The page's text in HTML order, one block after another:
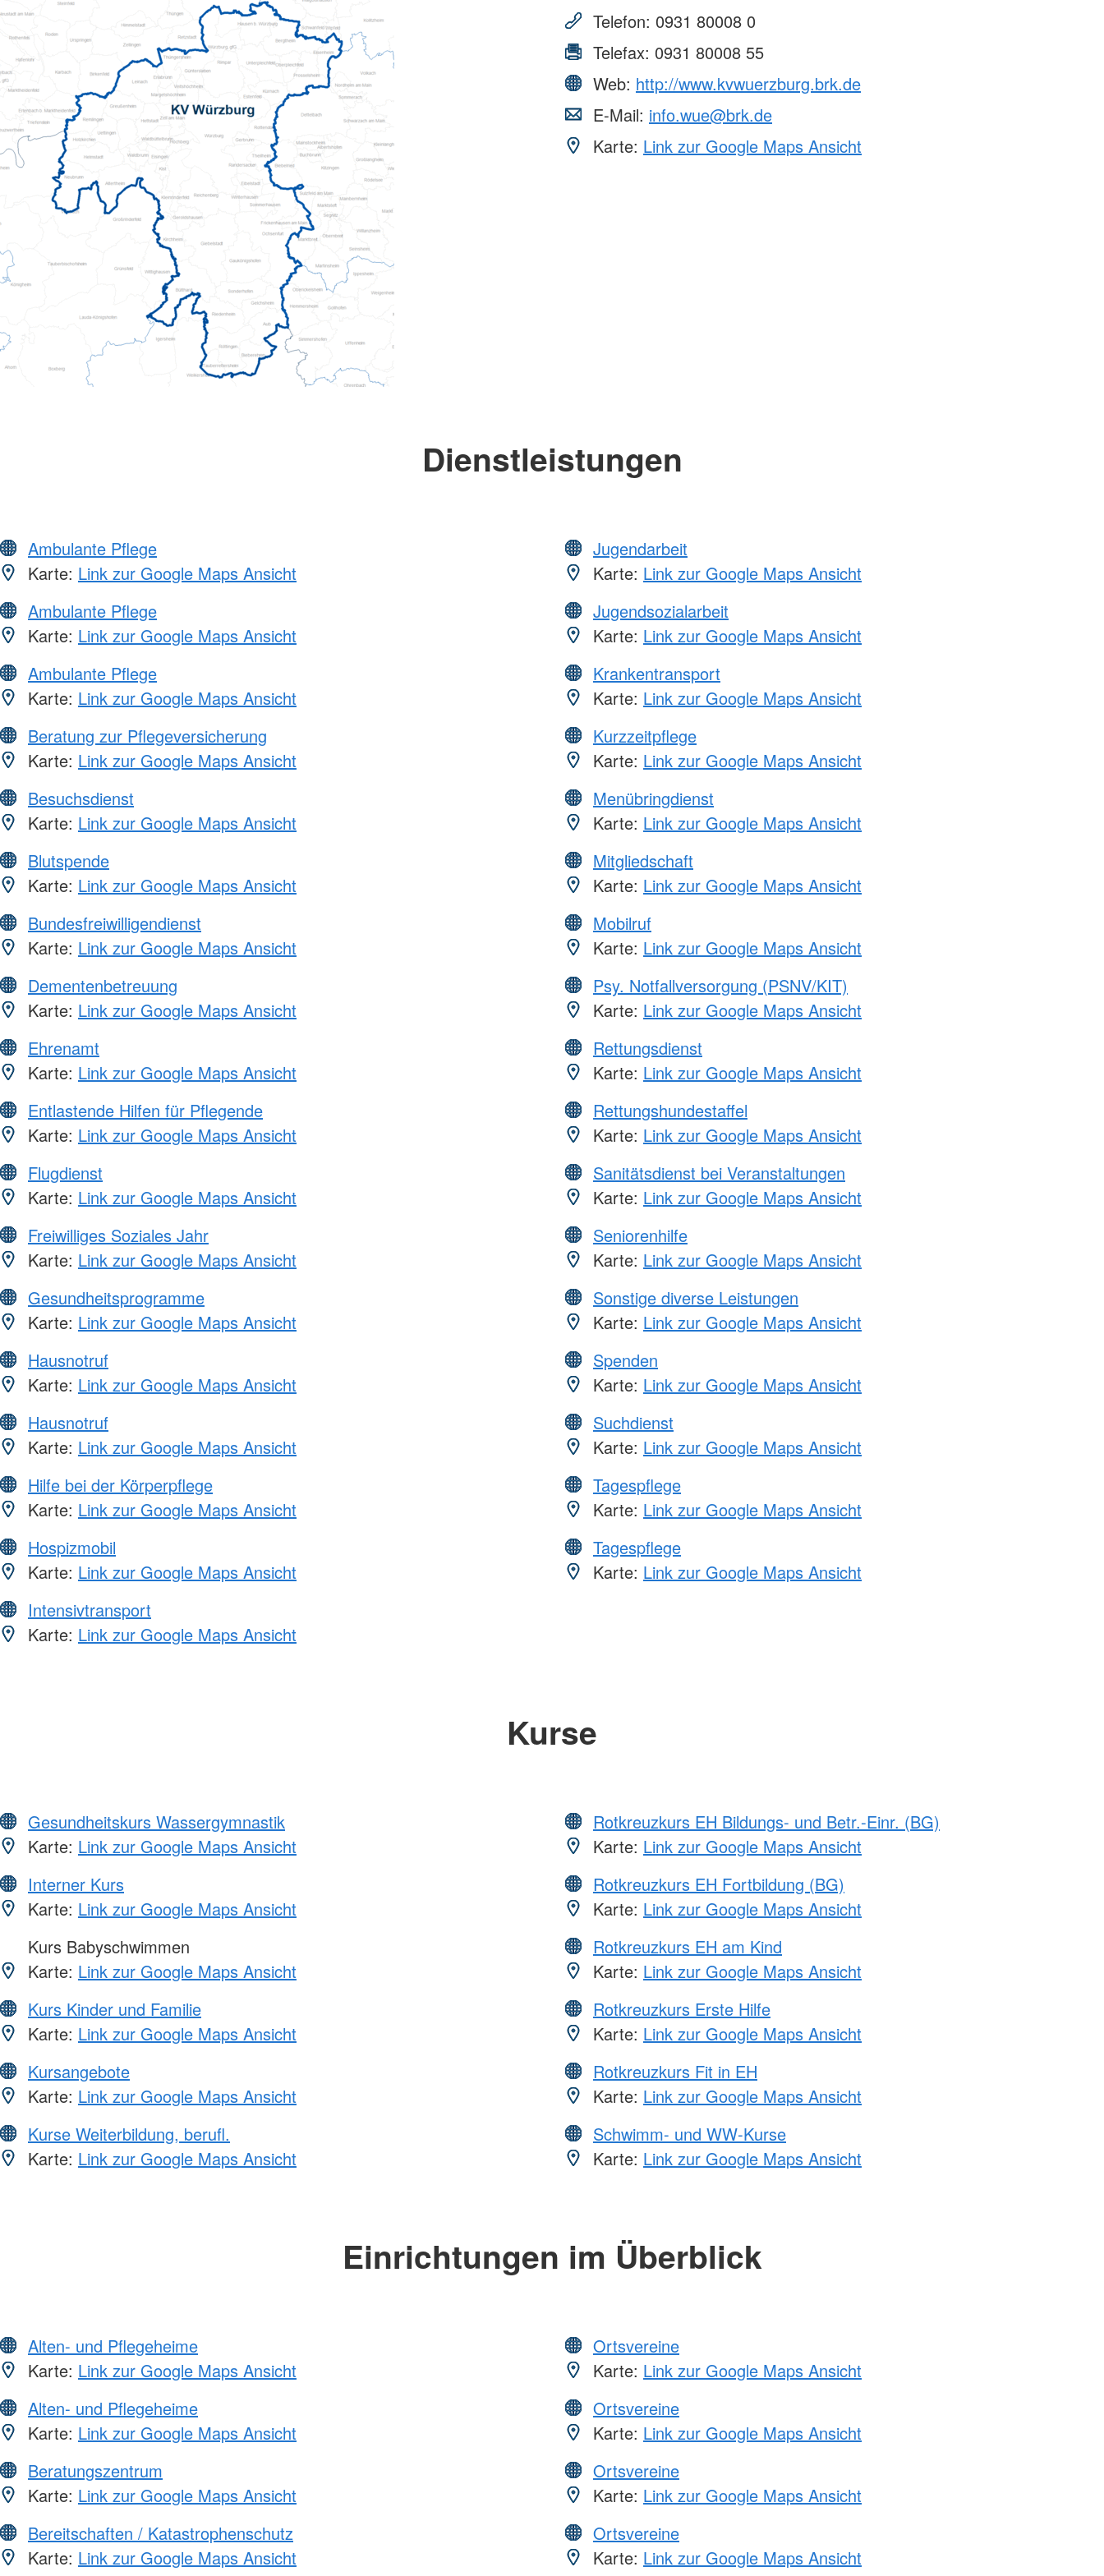
Pflegeberatung
Seniorenbüro Nothelfer
Servicewohnen-Sonnenpark
Telefon: 0931 80008 0
Telefax: 0931 80008 55
Web: http://www.kvwuerzburg.brk.de
E-Mail: info.wue@brk.de
Karte: Link zur Google Maps Ansicht
Dienstleistungen
Ambulante Pflege
Karte: Link zur Google Maps Ansicht
Ambulante Pflege
Karte: Link zur Google Maps Ansicht
Ambulante Pflege
Karte: Link zur Google Maps Ansicht
Beratung zur Pflegeversicherung
Karte: Link zur Google Maps Ansicht
Besuchsdienst
Karte: Link zur Google Maps Ansicht
Blutspende
Karte: Link zur Google Maps Ansicht
Bundesfreiwilligendienst
Karte: Link zur Google Maps Ansicht
Dementenbetreuung
Karte: Link zur Google Maps Ansicht
Ehrenamt
Karte: Link zur Google Maps Ansicht
Entlastende Hilfen für Pflegende
Karte: Link zur Google Maps Ansicht
Flugdienst
Karte: Link zur Google Maps Ansicht
Freiwilliges Soziales Jahr
Karte: Link zur Google Maps Ansicht
Gesundheitsprogramme
Karte: Link zur Google Maps Ansicht
Hausnotruf
Karte: Link zur Google Maps Ansicht
Hausnotruf
Karte: Link zur Google Maps Ansicht
Hilfe bei der Körperpflege
Karte: Link zur Google Maps Ansicht
Hospizmobil
Karte: Link zur Google Maps Ansicht
Intensivtransport
Karte: Link zur Google Maps Ansicht
Jugendarbeit
Karte: Link zur Google Maps Ansicht
Jugendsozialarbeit
Karte: Link zur Google Maps Ansicht
Krankentransport
Karte: Link zur Google Maps Ansicht
Kurzzeitpflege
Karte: Link zur Google Maps Ansicht
Menübringdienst
Karte: Link zur Google Maps Ansicht
Mitgliedschaft
Karte: Link zur Google Maps Ansicht
Mobilruf
Karte: Link zur Google Maps Ansicht
Psy. Notfallversorgung (PSNV/KIT)
Karte: Link zur Google Maps Ansicht
Rettungsdienst
Karte: Link zur Google Maps Ansicht
Rettungshundestaffel
Karte: Link zur Google Maps Ansicht
Sanitätsdienst bei Veranstaltungen
Karte: Link zur Google Maps Ansicht
Seniorenhilfe
Karte: Link zur Google Maps Ansicht
Sonstige diverse Leistungen
Karte: Link zur Google Maps Ansicht
Spenden
Karte: Link zur Google Maps Ansicht
Suchdienst
Karte: Link zur Google Maps Ansicht
Tagespflege
Karte: Link zur Google Maps Ansicht
Tagespflege
Karte: Link zur Google Maps Ansicht
Kurse
Gesundheitskurs Wassergymnastik
Karte: Link zur Google Maps Ansicht
Interner Kurs
Karte: Link zur Google Maps Ansicht
Kurs Babyschwimmen
Karte: Link zur Google Maps Ansicht
Kurs Kinder und Familie
Karte: Link zur Google Maps Ansicht
Kursangebote
Karte: Link zur Google Maps Ansicht
Kurse Weiterbildung, berufl.
Karte: Link zur Google Maps Ansicht
Rotkreuzkurs EH Bildungs- und Betr.-Einr. (BG)
Karte: Link zur Google Maps Ansicht
Rotkreuzkurs EH Fortbildung (BG)
Karte: Link zur Google Maps Ansicht
Rotkreuzkurs EH am Kind
Karte: Link zur Google Maps Ansicht
Rotkreuzkurs Erste Hilfe
Karte: Link zur Google Maps Ansicht
Rotkreuzkurs Fit in EH
Karte: Link zur Google Maps Ansicht
Schwimm- und WW-Kurse
Karte: Link zur Google Maps Ansicht
Einrichtungen im Überblick
Alten- und Pflegeheime
Karte: Link zur Google Maps Ansicht
Alten- und Pflegeheime
Karte: Link zur Google Maps Ansicht
Beratungszentrum
Karte: Link zur Google Maps Ansicht
Bereitschaften / Katastrophenschutz
Karte: Link zur Google Maps Ansicht
Ortsvereine
Karte: Link zur Google Maps Ansicht
Ortsvereine
Karte: Link zur Google Maps Ansicht
Ortsvereine
Karte: Link zur Google Maps Ansicht
Ortsvereine
Karte: Link zur Google Maps Ansicht